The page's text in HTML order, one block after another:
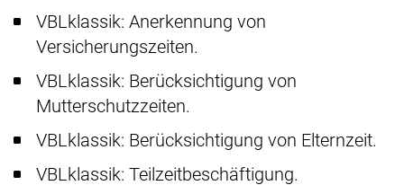
VBLklassik: Anerkennung von
Versicherungszeiten.
VBLklassik: Berücksichtigung von
Mutterschutzzeiten.
VBLklassik: Berücksichtigung von Elternzeit.
VBLklassik: Teilzeitbeschäftigung.